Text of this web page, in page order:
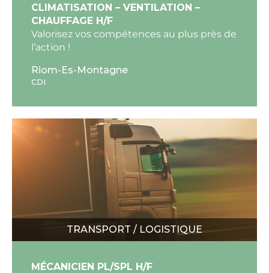
CLIMATISATION – VENTILATION –
CHAUFFAGE H/F
Valorisez vos compétences au plus près de
l’action !
Riom-Es-Montagne
CDI
TRANSPORT / LOGISTIQUE
MÉCANICIEN PL/SPL H/F